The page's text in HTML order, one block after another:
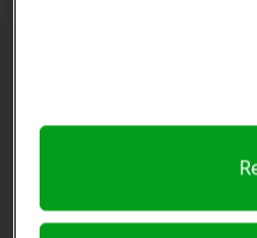
Notice (link here
preference signal, we
Miracle-
Medina Grande
Detalles